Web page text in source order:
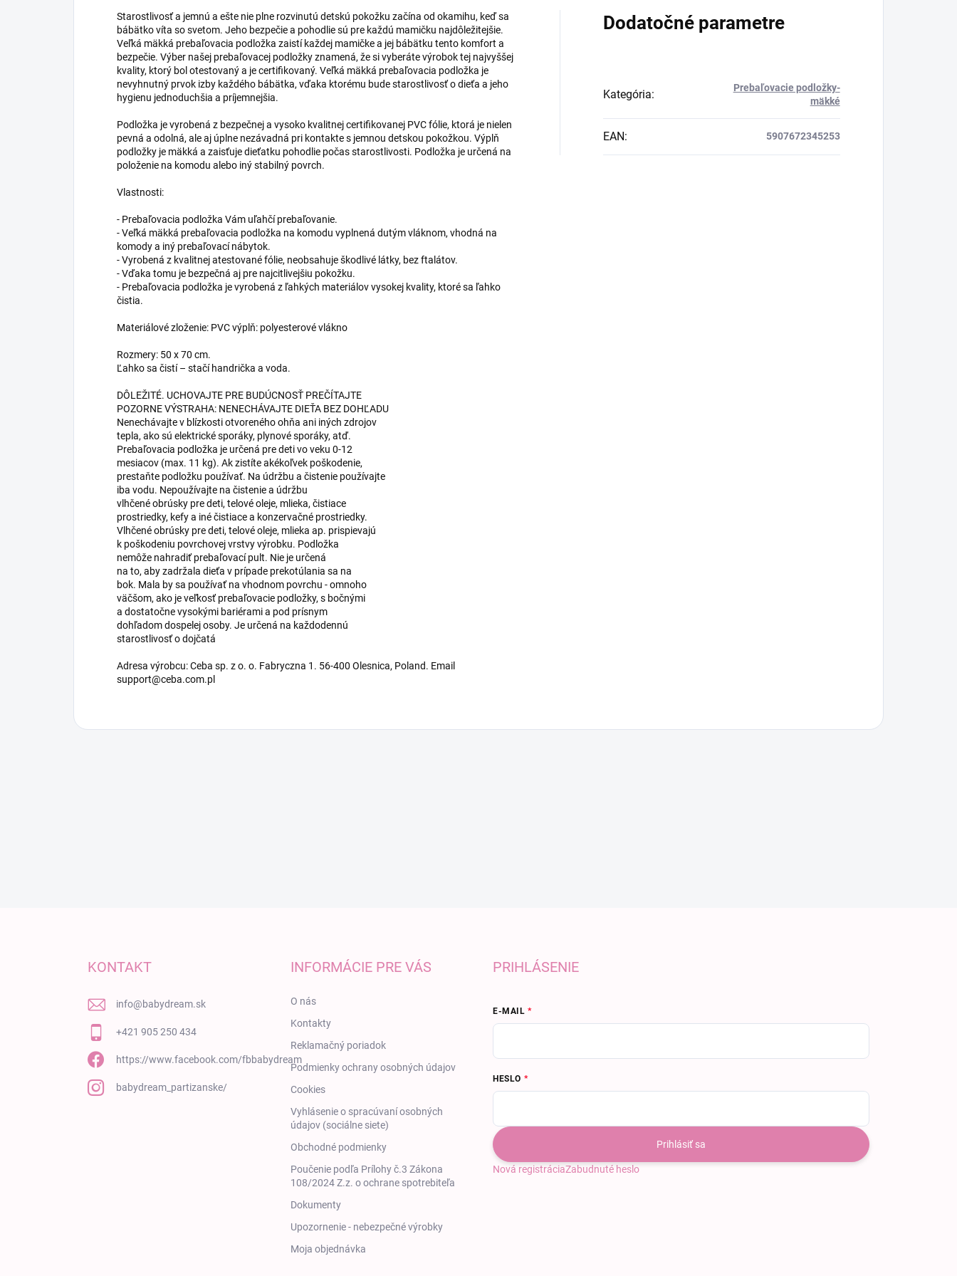
Starostlivosť a jemnú a ešte nie plne rozvinutú detskú pokožku začína od okamihu, keď sa
bábätko víta so svetom. Jeho bezpečie a pohodlie sú pre každú mamičku najdôležitejšie.
Veľká mäkká prebaľovacia podložka zaistí každej mamičke a jej bábätku tento komfort a
bezpečie. Výber našej prebaľovacej podložky znamená, že si vyberáte výrobok tej najvyššej
kvality, ktorý bol otestovaný a je certifikovaný. Veľká mäkká prebaľovacia podložka je
nevyhnutný prvok izby každého bábätka, vďaka ktorému bude starostlivosť o dieťa a jeho
hygienu jednoduchšia a príjemnejšia.
Podložka je vyrobená z bezpečnej a vysoko kvalitnej certifikovanej PVC fólie, ktorá je nielen
pevná a odolná, ale aj úplne nezávadná pri kontakte s jemnou detskou pokožkou. Výplň
podložky je mäkká a zaisťuje dieťatku pohodlie počas starostlivosti. Podložka je určená na
položenie na komodu alebo iný stabilný povrch.
Vlastnosti:
- Prebaľovacia podložka Vám uľahčí prebaľovanie.
- Veľká mäkká prebaľovacia podložka na komodu vyplnená dutým vláknom, vhodná na
komody a iný prebaľovací nábytok.
- Vyrobená z kvalitnej atestované fólie, neobsahuje škodlivé látky, bez ftalátov.
- Vďaka tomu je bezpečná aj pre najcitlivejšiu pokožku.
- Prebaľovacia podložka je vyrobená z ľahkých materiálov vysokej kvality, ktoré sa ľahko
čistia.
Materiálové zloženie: PVC výplň: polyesterové vlákno
Rozmery: 50 x 70 cm.
Ľahko sa čistí – stačí handrička a voda.
DÔLEŽITÉ. UCHOVAJTE PRE BUDÚCNOSŤ PREČÍTAJTE
POZORNE VÝSTRAHA: NENECHÁVAJTE DIEŤA BEZ DOHĽADU
Nenechávajte v blízkosti otvoreného ohňa ani iných zdrojov
tepla, ako sú elektrické sporáky, plynové sporáky, atď.
Prebaľovacia podložka je určená pre deti vo veku 0-12
mesiacov (max. 11 kg). Ak zistíte akékoľvek poškodenie,
prestaňte podložku používať. Na údržbu a čistenie používajte
iba vodu. Nepoužívajte na čistenie a údržbu
vlhčené obrúsky pre deti, telové oleje, mlieka, čistiace
prostriedky, kefy a iné čistiace a konzervačné prostriedky.
Vlhčené obrúsky pre deti, telové oleje, mlieka ap. prispievajú
k poškodeniu povrchovej vrstvy výrobku. Podložka
nemôže nahradiť prebaľovací pult. Nie je určená
na to, aby zadržala dieťa v prípade prekotúlania sa na
bok. Mala by sa používať na vhodnom povrchu - omnoho
väčšom, ako je veľkosť prebaľovacie podložky, s bočnými
a dostatočne vysokými bariérami a pod prísnym
dohľadom dospelej osoby. Je určená na každodennú
starostlivosť o dojčatá
Adresa výrobcu: Ceba sp. z o. o. Fabryczna 1. 56-400 Olesnica, Poland. Email
support@ceba.com.pl
Dodatočné parametre
Kategória:
Prebaľovacie podložky-
mäkké
EAN: 5907672345253
KONTAKT
info@babydream.sk
+421 905 250 434
https://www.facebook.com/fbbabydream
babydream_partizanske/
INFORMÁCIE PRE VÁS
O nás
Kontakty
Reklamačný poriadok
Podmienky ochrany osobných údajov
Cookies
Vyhlásenie o spracúvaní osobných
údajov (sociálne siete)
Obchodné podmienky
Poučenie podľa Prílohy č.3 Zákona
108/2024 Z.z. o ochrane spotrebiteľa
Dokumenty
Upozornenie - nebezpečné výrobky
Moja objednávka
PRIHLÁSENIE
E-MAIL
HESLO
Prihlásiť sa
Nová registráciaZabudnuté heslo